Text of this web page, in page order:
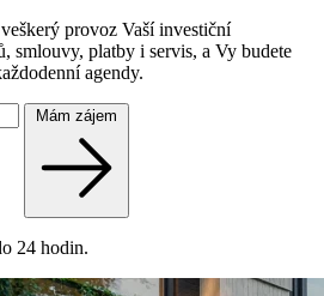
provoz Vaší investiční
smlouvy, platby i servis, a Vy budete
agendy.
Mám zájem
24 hodin.